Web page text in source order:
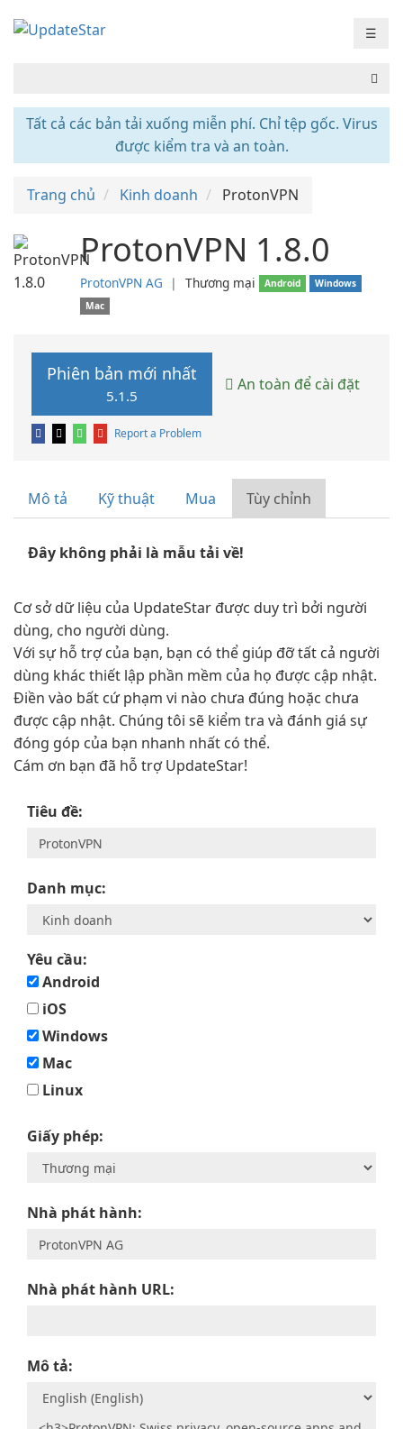
☰
Tất cả các bản tải xuống miễn phí. Chỉ tệp gốc. Virus
được kiểm tra và an toàn.
Trang chủ Kinh doanh ProtonVPN
ProtonVPN 1.8.0
ProtonVPN AG ❘ Thương mại Android
Windows
Mac
Phiên bản mới nhất
5.1.5
An toàn để cài đặt
Report a Problem
Mô tả Kỹ thuật Mua Tùy chỉnh
Đây không phải là mẫu tải về!
Cơ sở dữ liệu của UpdateStar được duy trì bởi người
dùng, cho người dùng.
Với sự hỗ trợ của bạn, bạn có thể giúp đỡ tất cả người
dùng khác thiết lập phần mềm của họ được cập nhật.
Điền vào bất cứ phạm vi nào chưa đúng hoặc chưa
được cập nhật. Chúng tôi sẽ kiểm tra và đánh giá sự
đóng góp của bạn nhanh nhất có thể.
Cám ơn bạn đã hỗ trợ UpdateStar!
Tiêu đề:
Danh mục:
Yêu cầu:
Android
iOS
Windows
Mac
Linux
Giấy phép:
Nhà phát hành:
Nhà phát hành URL:
Mô tả: